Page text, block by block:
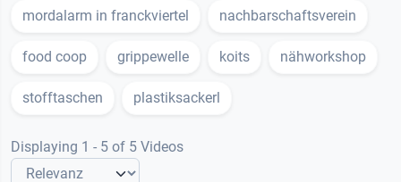
mordalarm in franckviertel nachbarschaftsverein
food coop grippewelle koits nähworkshop
stofftaschen plastiksackerl
Displaying 1 - 5 of 5 Videos